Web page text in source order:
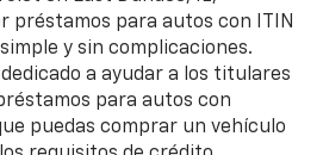
préstamos para autos con ITIN
y sin complicaciones.
a ayudar a los titulares
para autos con
puedas comprar un vehículo